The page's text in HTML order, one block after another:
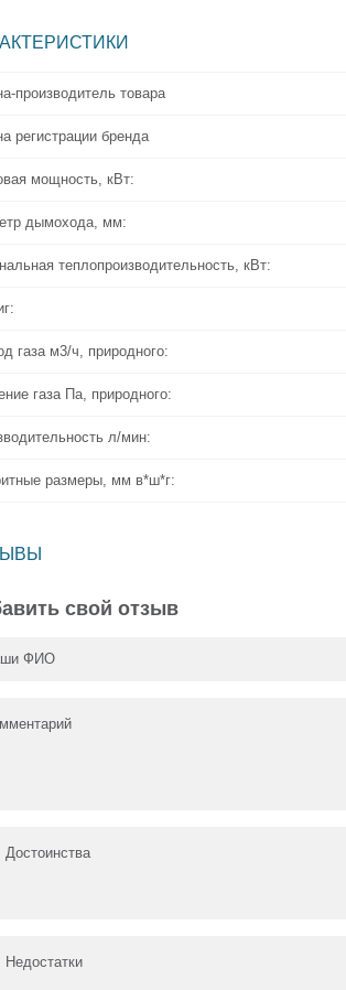
производитель товара
регистрации бренда
мощность, кВт:
дымохода, мм:
теплопроизводительность, кВт:
газа м3/ч, природного:
газа Па, природного:
л/мин:
размеры, мм в*ш*г:
свой отзыв